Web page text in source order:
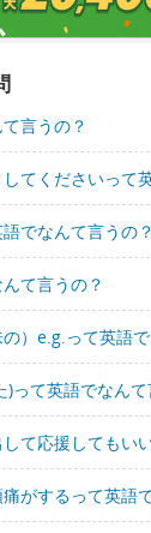
言うの？
てくださいって
でなんて言うの？
て言うの？
の）e.g.って英語
って英語でなんて
て応援してもい
がするって英語